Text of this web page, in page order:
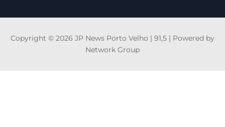
Copyright © 2026 JP News Porto Velho | 91,5 | Powered by
Network Group